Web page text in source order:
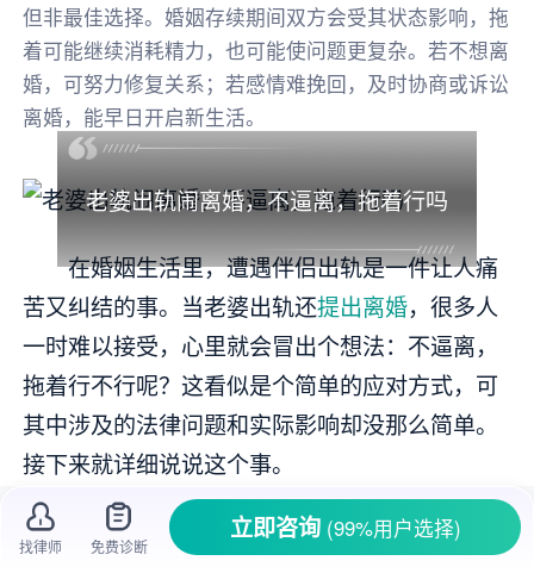
但非最佳选择。婚姻存续期间双方会受其状态影响，拖
着可能继续消耗精力，也可能使问题更复杂。若不想离
婚，可努力修复关系；若感情难挽回，及时协商或诉讼
离婚，能早日开启新生活。
老婆出轨闹离婚，不逼离，拖着行吗
在婚姻生活里，遭遇伴侣出轨是一件让人痛
苦又纠结的事。当老婆出轨还提出离婚，很多人
一时难以接受，心里就会冒出个想法：不逼离，
拖着行不行呢？这看似是个简单的应对方式，可
其中涉及的法律问题和实际影响却没那么简单。
接下来就详细说说这个事。
一、拖着不 的法律依据
找律师 免费诊断
立即咨询 (99%用户选择)